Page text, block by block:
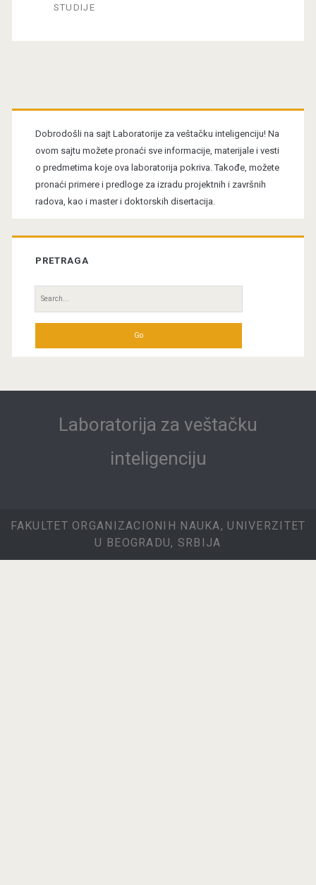
STUDIJE
Primary
Sidebar
Dobrodošli na sajt Laboratorije za veštačku inteligenciju! Na
ovom sajtu možete pronaći sve informacije, materijale i vesti
o predmetima koje ova laboratorija pokriva. Takođe, možete
pronaći primere i predloge za izradu projektnih i završnih
radova, kao i master i doktorskih disertacija.
PRETRAGA
Search
for:
Laboratorija za veštačku
inteligenciju
FAKULTET ORGANIZACIONIH NAUKA, UNIVERZITET
U BEOGRADU, SRBIJA